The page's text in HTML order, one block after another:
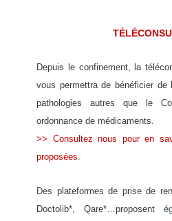
Depuis le confinement, la
vous permettra de bénéficier de
pathologies autres que le
ordonnance de médicaments.
>> Consultez nous pour en
proposées.
Des plateformes de prise de
Doctolib*, Qare*…proposent